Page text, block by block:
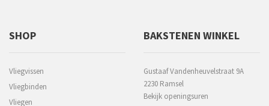
SHOP
Vliegvissen
Vliegbinden
Vliegen
BAKSTENEN WINKEL
Gustaaf Vandenheuvelstraat 9A
2230 Ramsel
Bekijk openingsuren